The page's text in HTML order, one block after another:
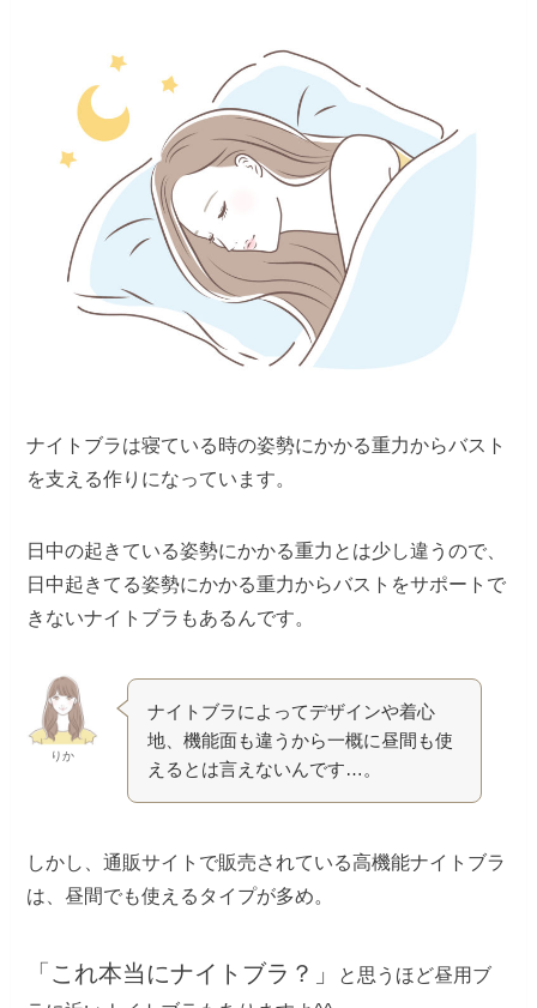
ナイトブラは寝ている時の姿勢にかかる重力からバスト
を支える作りになっています。
日中の起きている姿勢にかかる重力とは少し違うので、
日中起きてる姿勢にかかる重力からバストをサポートで
きないナイトブラもあるんです。
りか
ナイトブラによってデザインや着心
地、機能面も違うから一概に昼間も使
えるとは言えないんです…。
しかし、通販サイトで販売されている高機能ナイトブラ
は、昼間でも使えるタイプが多め。
「これ本当にナイトブラ？」
と思うほど昼用ブ